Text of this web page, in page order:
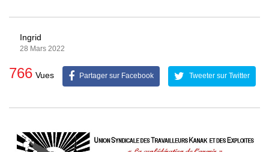
Ingrid
28 Mars 2022
766 Vues Partager sur Facebook Tweeter sur Twitter